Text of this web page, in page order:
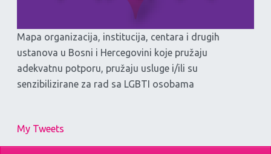
Mapa organizacija, institucija, centara i drugih
ustanova u Bosni i Hercegovini koje pružaju
adekvatnu potporu, pružaju usluge i/ili su
senzibilizirane za rad sa LGBTI osobama
My Tweets